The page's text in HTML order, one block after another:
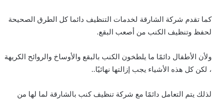
كما تقدم شركة الشارقة لخدمات التنظيف دائما كل الطرق الصحيحة
لحفظ وتنظيف الكنب من أصعب البقع.
ولأن الأطفال دائمًا ما يلطخون الكنب بالبقع والأوساخ والروائح الكريهة
، لكن كل هذه الأشياء يجب إزالتها نهائيًا..
لذلك يتم التعامل دائمًا مع شركة تنظيف كنب بالشارقة لما لها من